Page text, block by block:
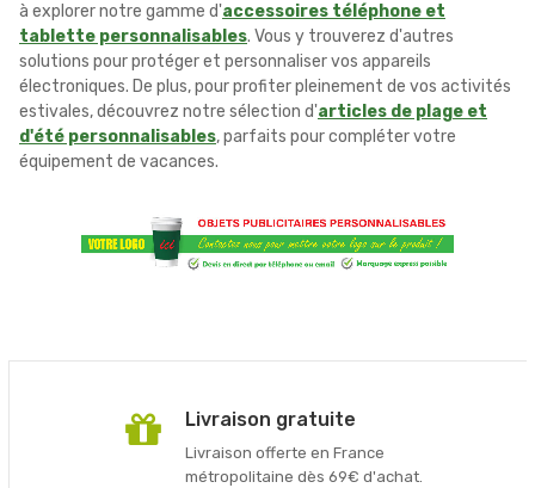
à explorer notre gamme d'accessoires téléphone et
tablette personnalisables. Vous y trouverez d'autres
solutions pour protéger et personnaliser vos appareils
électroniques. De plus, pour profiter pleinement de vos activités
estivales, découvrez notre sélection d'articles de plage et
d'été personnalisables, parfaits pour compléter votre
équipement de vacances.
Livraison gratuite
Livraison offerte en France
métropolitaine dès 69€ d'achat.